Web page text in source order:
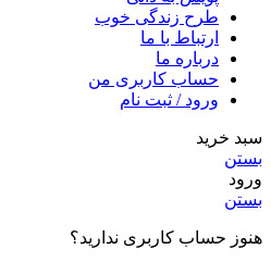
طرح زندگی خوب
ارتباط با ما
درباره ما
حساب کاربری من
ورود / ثبت نام
سبد خرید
بستن
ورود
بستن
هنوز حساب کاربری ندارید؟